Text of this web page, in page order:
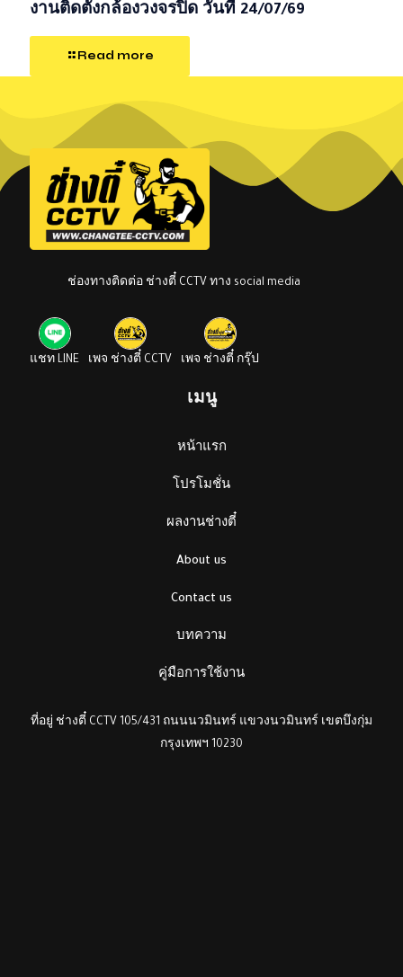
งานติดตั้งกล้องวงจรปิด วันที่ 24/07/69
Read more
ช่องทางติดต่อ ช่างตี๋ CCTV ทาง social media
แชท LINE เพจ ช่างตี๋ CCTV เพจ ช่างตี๋ กรุ๊ป
เมนู
หน้าแรก
โปรโมชั่น
ผลงานช่างตี๋
About us
Contact us
บทความ
คู่มือการใช้งาน
ที่อยู่ ช่างตี๋ CCTV 105/431 ถนนนวมินทร์ แขวงนวมินทร์ เขตบึงกุ่ม
กรุงเทพฯ 10230